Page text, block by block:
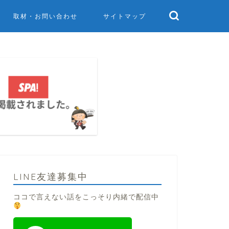
取材・お問い合わせ サイトマップ
LINE友達募集中
ココで言えない話をこっそり内緒で配信中